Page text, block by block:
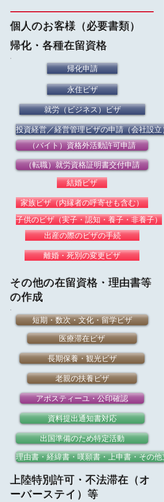
個人のお客様（必要書類）
​帰化・各種在留資格
帰化申請
永住ビザ
就労（ビジネス）ビザ
投資経営／経営管理ビザの申請（会社設立
（バイト）資格外活動許可申請
（転職）就労資格証明書交付申請
結婚ビザ
家族ビザ（内縁者の呼寄せも含む）
子供のビザ（実子・認知・養子・非養子）
出産の際のビザの手続
離婚・死別の変更ビザ
​その他の在留資格・理由書等
の作成
短期・数次・文化・留学ビザ
医療滞在ビザ
長期保養・観光ビザ
老親の扶養ビザ
アポスティーユ・公印確認
資料提出通知書対応
出国準備のため特定活動
理由書・経緯書・嘆願書・上申書・その他
​上陸特別許可・不法滞在（オ
ーバーステイ）等